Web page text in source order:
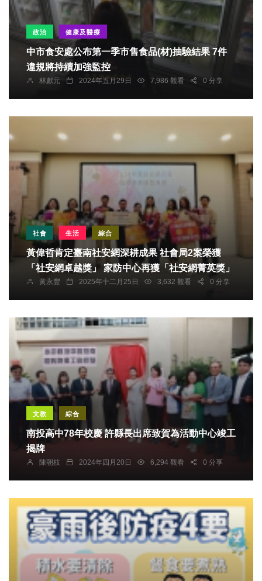
政治 健康及醫療
中市食安處公布第一季市售食品(材)抽驗結果 7件
違規將持續加強監控
林獻元 2024年五月29日 7,986 觀看 0 分享
社會 生活 綜合
黃偉哲肯定臺南社安網深耕成果 社會局2案榮獲
「社安網卓越獎」 家防中心再獲「社安網菁英獎」
黃永豐 2025年十二月25日 3,632 觀看 0 分享
文教 綜合
南投高中78年校慶 許縣長出席致賀為活動中心竣工
揭牌
陳朝枝 2024年四月20日 6,294 觀看 0 分享